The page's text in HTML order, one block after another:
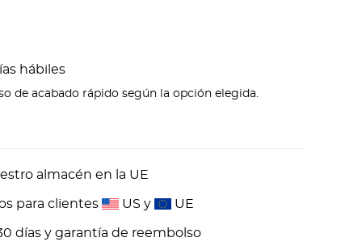
hábiles
de acabado rápido según la opción elegida.
almacén en la UE
para clientes US y UE
días y garantía de reembolso